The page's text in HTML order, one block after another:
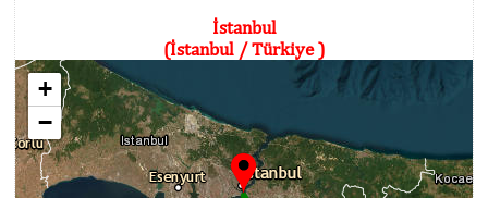
İstanbul
(İstanbul / Türkiye )
+
−